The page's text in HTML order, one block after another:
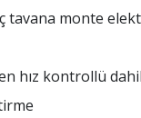
tavana monte
hız kontrollü